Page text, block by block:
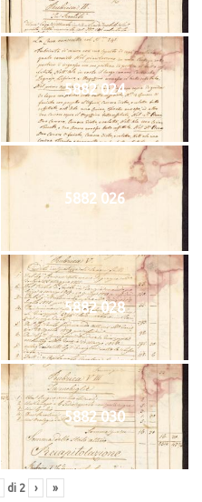
5882 024
5882 026
5882 028
5882 030
di 2 › »